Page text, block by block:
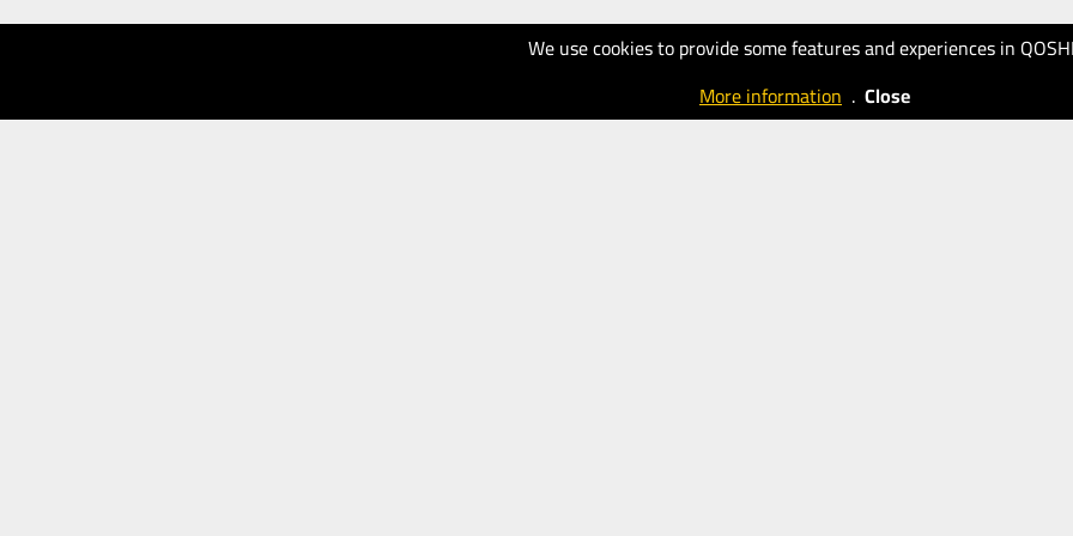
We use cookies to provide some features and experiences in
More information . Close